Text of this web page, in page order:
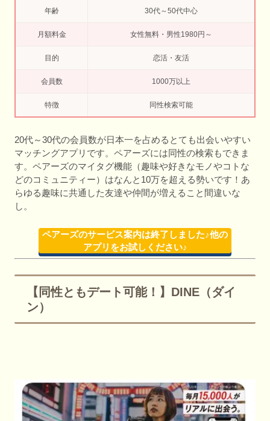
年齢 30代～50代中心
月額料金 女性無料・男性1980円～
目的 恋活・友活
会員数 1000万以上
特徴 同性検索可能
20代～30代の会員数が日本一を占めるとても出会いやすい
マッチングアプリです。ペアーズには同性の検索もできま
す。ペアーズのマイタグ機能（趣味や好きなモノやコトな
どのコミュニティー）はなんと10万を超える勢いです！あ
らゆる趣味に共通した友達や仲間が増えること間違いな
し。
ペアーズのサービス案内は終了しました♪他の
アプリをお試しください♪
【同性ともデート可能！】DINE（ダイ
ン）